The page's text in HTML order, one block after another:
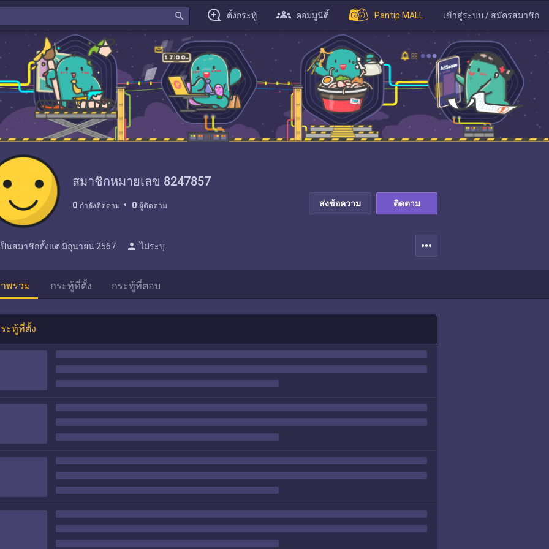
search ตั้งกระทู้ คอมมูนิตี้ Pantip MALL เข้าสู่ระบบ / สมัครสมาชิก
สมาชิกหมายเลข 8247857
0 กำลังติดตาม 0 ผู้ติดตาม ส่งข้อความ ติดตาม
ป็นสมาชิกตั้งแต่ มิถุนายน 2567 person ไม่ระบุ more_horiz
พรวม กระทู้ที่ตั้ง กระทู้ที่ตอบ
ะทู้ที่ตั้ง